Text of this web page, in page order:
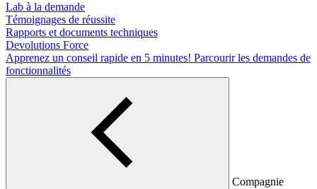
Lab à la demande
Témoignages de réussite
Rapports et documents techniques
Devolutions Force
Apprenez un conseil rapide en 5 minutes! Parcourir les demandes de
fonctionnalités
Compagnie